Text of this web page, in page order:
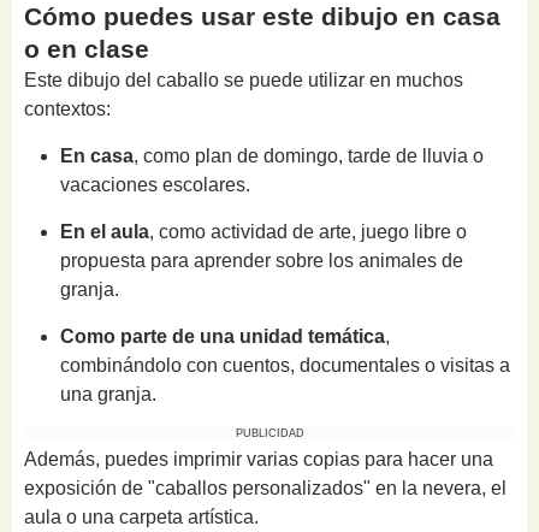
Cómo puedes usar este dibujo en casa
o en clase
Este dibujo del caballo se puede utilizar en muchos
contextos:
En casa, como plan de domingo, tarde de lluvia o
vacaciones escolares.
En el aula, como actividad de arte, juego libre o
propuesta para aprender sobre los animales de
granja.
Como parte de una unidad temática,
combinándolo con cuentos, documentales o visitas a
una granja.
PUBLICIDAD
Además, puedes imprimir varias copias para hacer una
exposición de "caballos personalizados" en la nevera, el
aula o una carpeta artística.